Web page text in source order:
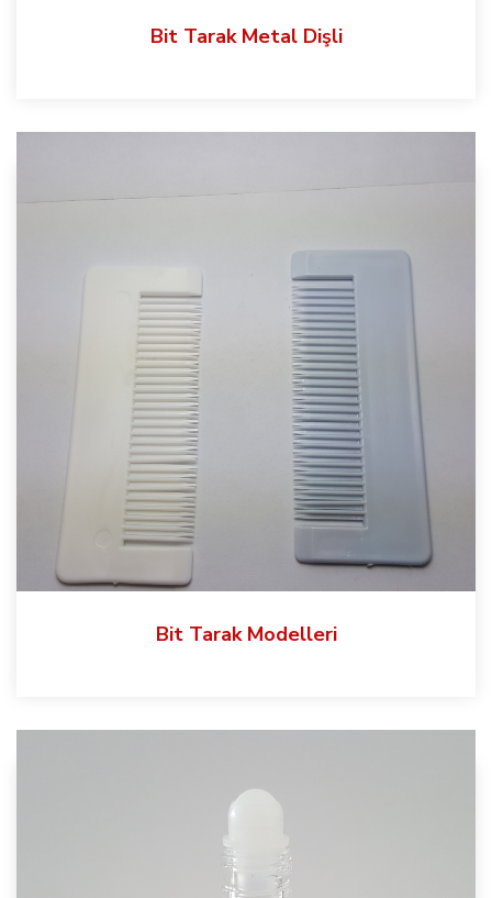
Bit Tarak Metal Dişli
Bit Tarak Modelleri